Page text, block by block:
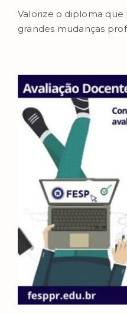
Valorize o diploma
grandes mudanças